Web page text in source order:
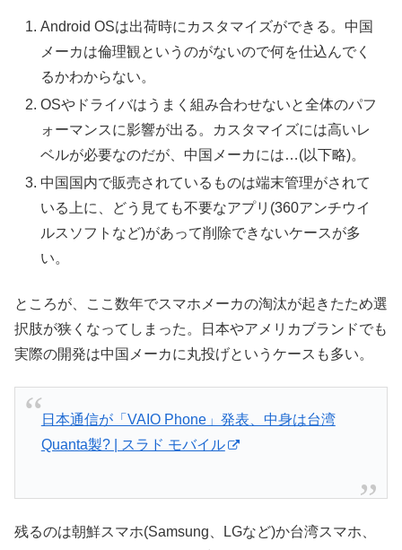
Android OSは出荷時にカスタマイズができる。中国
メーカは倫理観というのがないので何を仕込んでく
るかわからない。
OSやドライバはうまく組み合わせないと全体のパフ
ォーマンスに影響が出る。カスタマイズには高いレ
ベルが必要なのだが、中国メーカには…(以下略)。
中国国内で販売されているものは端末管理がされて
いる上に、どう見ても不要なアプリ(360アンチウイ
ルスソフトなど)があって削除できないケースが多
い。
ところが、ここ数年でスマホメーカの淘汰が起きたため選
択肢が狭くなってしまった。日本やアメリカブランドでも
実際の開発は中国メーカに丸投げというケースも多い。
日本通信が「VAIO Phone」発表、中身は台湾
Quanta製? | スラド モバイル
残るのは朝鮮スマホ(Samsung、LGなど)か台湾スマホ、